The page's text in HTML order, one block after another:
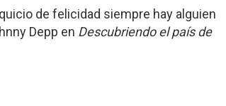
de felicidad siempre hay alguien
Depp en Descubriendo el país de